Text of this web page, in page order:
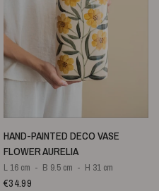
QUICK VIEW
HAND-PAINTED DECO VASE
FLOWER AURELIA
L 16 cm B 9.5 cm H 31 cm
€34.99